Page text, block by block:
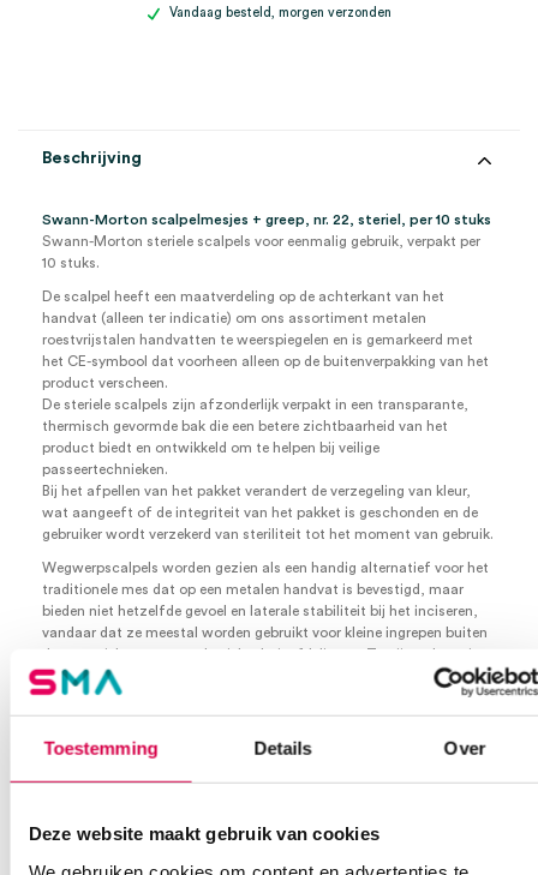
Toestemming Details Over
Deze website maakt gebruik van cookies
Vandaag besteld, morgen verzonden
Beschrijving
Swann-Morton scalpelmesjes + greep, nr. 22, steriel, per 10 stuks
Swann-Morton steriele scalpels voor eenmalig gebruik, verpakt per
10 stuks.
De scalpel heeft een maatverdeling op de achterkant van het
handvat (alleen ter indicatie) om ons assortiment metalen
roestvrijstalen handvatten te weerspiegelen en is gemarkeerd met
het CE-symbool dat voorheen alleen op de buitenverpakking van het
product verscheen.
De steriele scalpels zijn afzonderlijk verpakt in een transparante,
thermisch gevormde bak die een betere zichtbaarheid van het
product biedt en ontwikkeld om te helpen bij veilige
passeertechnieken.
Bij het afpellen van het pakket verandert de verzegeling van kleur,
wat aangeeft of de integriteit van het pakket is geschonden en de
gebruiker wordt verzekerd van steriliteit tot het moment van gebruik.
Wegwerpscalpels worden gezien als een handig alternatief voor het
traditionele mes dat op een metalen handvat is bevestigd, maar
bieden niet hetzelfde gevoel en laterale stabiliteit bij het inciseren,
vandaar dat ze meestal worden gebruikt voor kleine ingrepen buiten
de operatiekamer en op de ziekenhuisafdelingen. Ze zijn ook te zien
op de afdeling Spoedeisende Hulp (Spoedeisende Hulp), waar tijd
van essentieel belang kan zijn, vooral bij de behandeling van ernstige
traumaslachtoffers.
De nr. 22 is een grote versie van het nr. 10 lemmet met een gebogen
Groter dan nr. 20 en nr. 21